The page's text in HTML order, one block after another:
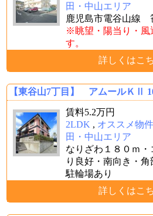
田・中山エリア
鹿児島市電谷山線
※眺望・陽当り・風
す。
詳しくはこ
【東谷山7丁目】 アムールＫⅡ
賃料5.2万円
2LDK , オススメ物件
田・中山エリア
なりざわ１８０ｍ
り良好・南向き・角
駐輪場あり
詳しくはこ